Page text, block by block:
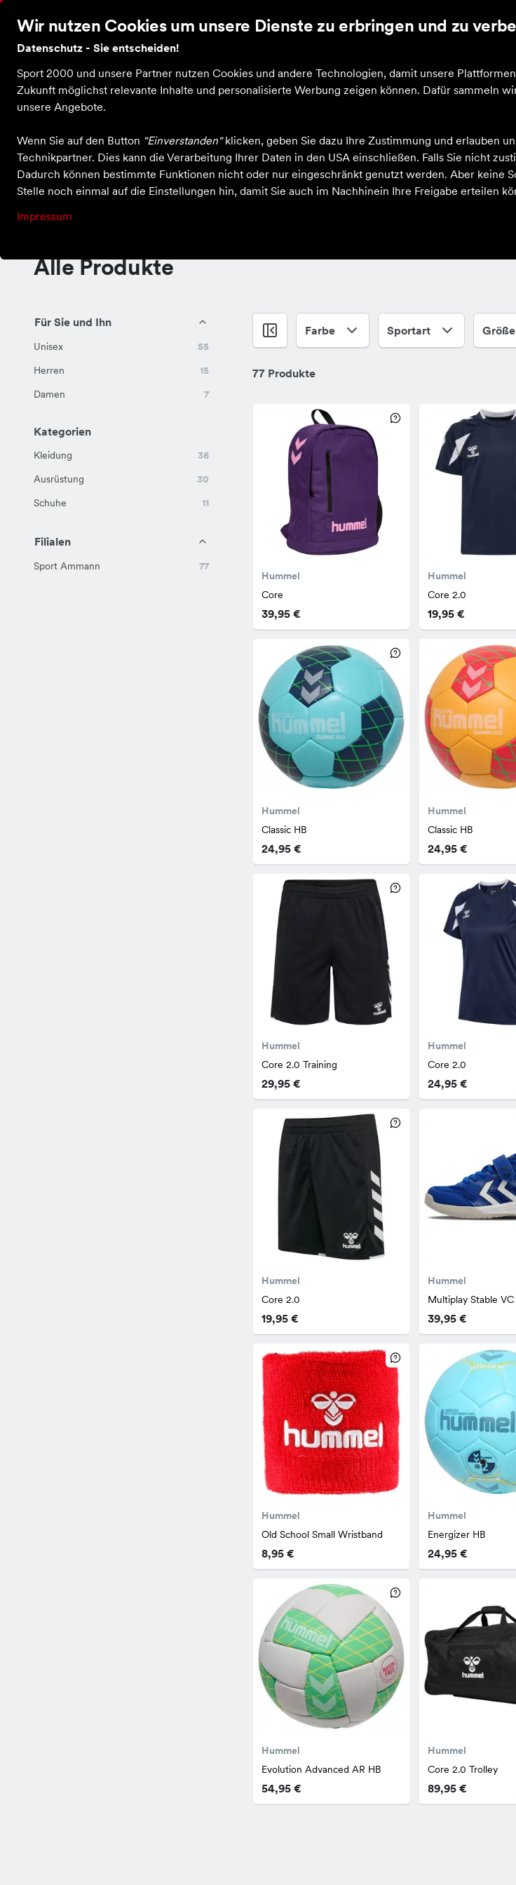
Wir nutzen Cookies um unsere Dienste zu erbringen und zu
Datenschutz - Sie entscheiden!
Sport 2000 und unsere Partner nutzen Cookies und andere Technologien, damit unsere
Zukunft möglichst relevante Inhalte und personalisierte Werbung zeigen können. Dafür sammeln
unsere Angebote.
Wenn Sie auf den Button "Einverstanden"klicken, geben Sie dazu Ihre Zustimmung und erlauben
Technikpartner. Dies kann die Verarbeitung Ihrer Daten in den USA einschließen. Falls Sie nicht
Dadurch können bestimmte Funktionen nicht oder nur eingeschränkt genutzt werden. Aber keine
Stelle noch einmal auf die Einstellungen hin, damit Sie auch im Nachhinein Ihre Freigabe erteilen
Impressum
Startseite
Hummel
Alle Produkte
Für Sie und Ihn
Unisex
55
Herren
15
Damen
7
Kategorien
Kleidung
36
Ausrüstung
30
Schuhe
11
Filialen
Sport Ammann 77
Farbe Sportart Größe
77 Produkte
Hummel
Core
39,95 €
Hummel
Core 2.0
19,95 €
Hummel
Classic HB
24,95 €
Hummel
Classic HB
24,95 €
Hummel
Core 2.0 Training
29,95 €
Hummel
Core 2.0
24,95 €
Hummel
Core 2.0
19,95 €
Hummel
Multiplay Stable
39,95 €
Hummel
Old School Small Wristband
8,95 €
Hummel
Energizer HB
24,95 €
Hummel
Evolution Advanced AR HB
54,95 €
Hummel
Core 2.0 Trolley
89,95 €